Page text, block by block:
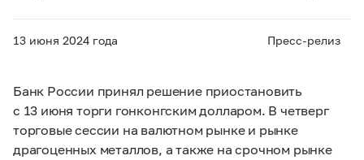
13 июня 2024 года Пресс-релиз
Банк России принял решение приостановить
с 13 июня торги гонконгским долларом. В четверг
торговые сессии на валютном рынке и рынке
драгоценных металлов, а также на срочном рынке